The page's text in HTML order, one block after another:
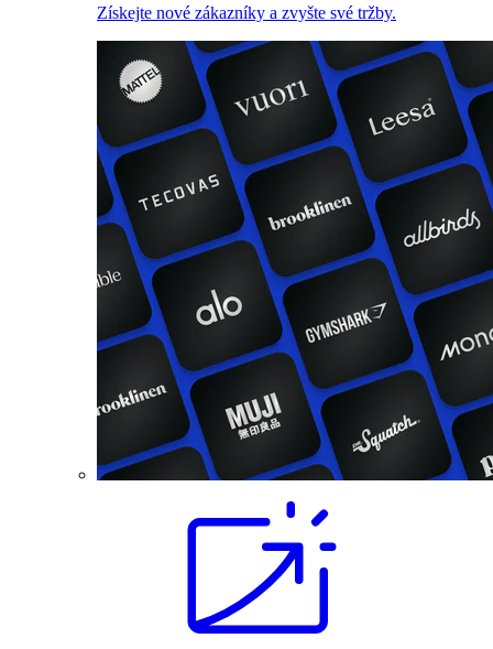
Získejte nové zákazníky a zvyšte své tržby.